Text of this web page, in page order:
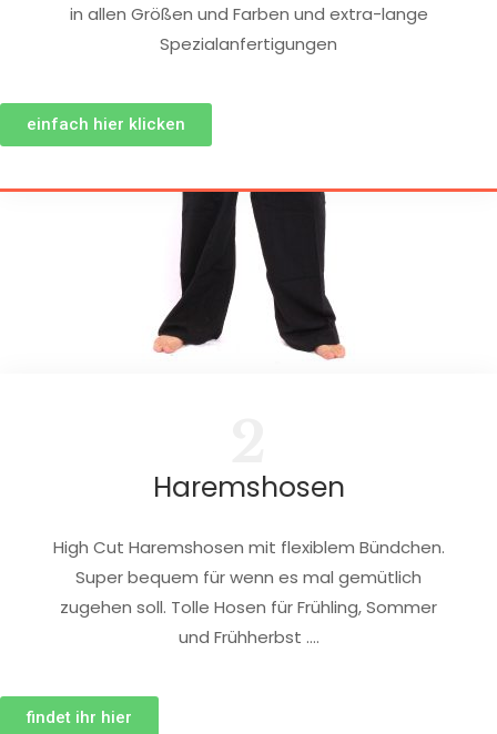
in allen Größen und Farben und extra-lange
Spezialanfertigungen
einfach hier klicken
Haremshosen
High Cut Haremshosen mit flexiblem Bündchen.
Super bequem für wenn es mal gemütlich
zugehen soll. Tolle Hosen für Frühling, Sommer
und Frühherbst ….
findet ihr hier